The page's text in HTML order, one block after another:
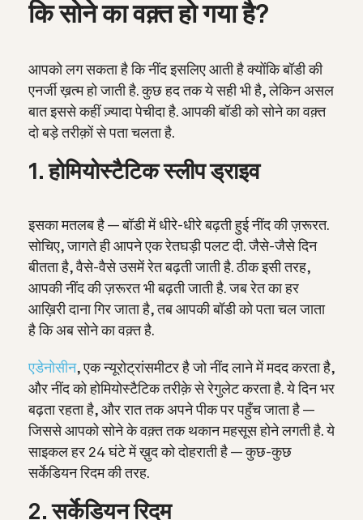
कि सोने का वक़्त हो गया है?
आपको लग सकता है कि नींद इसलिए आती है क्योंकि बॉडी की
एनर्जी ख़त्म हो जाती है. कुछ हद तक ये सही भी है, लेकिन असल
बात इससे कहीं ज़्यादा पेचीदा है. आपकी बॉडी को सोने का वक़्त
दो बड़े तरीक़ों से पता चलता है.
1. होमियोस्टैटिक स्लीप ड्राइव
इसका मतलब है — बॉडी में धीरे-धीरे बढ़ती हुई नींद की ज़रूरत.
सोचिए, जागते ही आपने एक रेतघड़ी पलट दी. जैसे-जैसे दिन
बीतता है, वैसे-वैसे उसमें रेत बढ़ती जाती है. ठीक इसी तरह,
आपकी नींद की ज़रूरत भी बढ़ती जाती है. जब रेत का हर
आख़िरी दाना गिर जाता है, तब आपकी बॉडी को पता चल जाता
है कि अब सोने का वक़्त है.
एडेनोसीन, एक न्यूरोट्रांसमीटर है जो नींद लाने में मदद करता है,
और नींद को होमियोस्टैटिक तरीक़े से रेगुलेट करता है. ये दिन भर
बढ़ता रहता है, और रात तक अपने पीक पर पहुँच जाता है —
जिससे आपको सोने के वक़्त तक थकान महसूस होने लगती है. ये
साइकल हर 24 घंटे में ख़ुद को दोहराती है — कुछ-कुछ
सर्केडियन रिदम की तरह.
2. सर्केडियन रिदम